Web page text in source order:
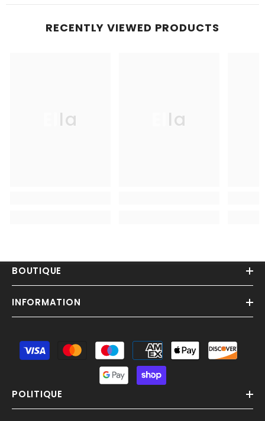
RECENTLY VIEWED PRODUCTS
Ella Ella
BOUTIQUE
INFORMATION
Moyens
de
POLITIQUE